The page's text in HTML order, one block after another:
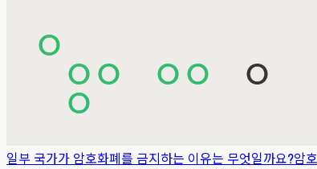
일부 국가가 암호화폐를 금지하는 이유는 무엇일까요?암